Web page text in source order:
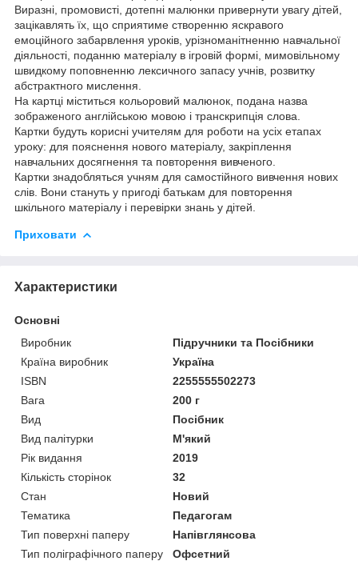
Виразні, промовисті, дотепні малюнки привернути увагу дітей,
зацікавлять їх, що сприятиме створенню яскравого
емоційного забарвлення уроків, урізноманітненню навчальної
діяльності, поданню матеріалу в ігровій формі, мимовільному
швидкому поповненню лексичного запасу учнів, розвитку
абстрактного мислення.
На картці міститься кольоровий малюнок, подана назва
зображеного англійською мовою і транскрипція слова.
Картки будуть корисні учителям для роботи на усіх етапах
уроку: для пояснення нового матеріалу, закріплення
навчальних досягнення та повторення вивченого.
Картки знадобляться учням для самостійного вивчення нових
слів. Вони стануть у пригоді батькам для повторення
шкільного матеріалу і перевірки знань у дітей.
Приховати
Характеристики
Основні
Виробник
Підручники та Посібники
Країна виробник
Україна
ISBN
2255555502273
Вага
200 г
Вид
Посібник
Вид палітурки
М'який
Рік видання
2019
Кількість сторінок
32
Стан
Новий
Тематика
Педагогам
Тип поверхні паперу
Напівглянсова
Тип поліграфічного паперу
Офсетний